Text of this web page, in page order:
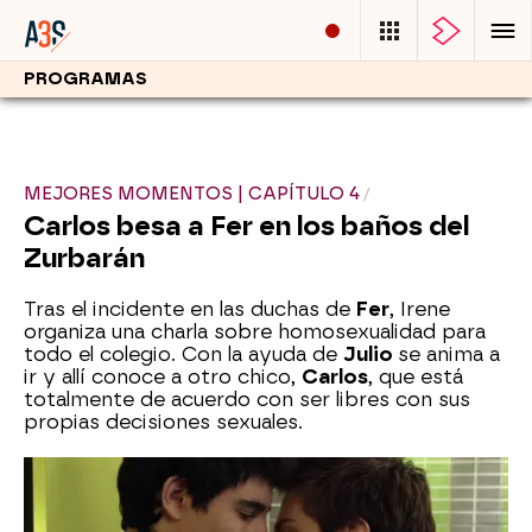
PROGRAMAS
MEJORES MOMENTOS | CAPÍTULO 4
Carlos besa a Fer en los baños del
Zurbarán
Tras el incidente en las duchas de Fer, Irene
organiza una charla sobre homosexualidad para
todo el colegio. Con la ayuda de Julio se anima a
ir y allí conoce a otro chico, Carlos, que está
totalmente de acuerdo con ser libres con sus
propias decisiones sexuales.